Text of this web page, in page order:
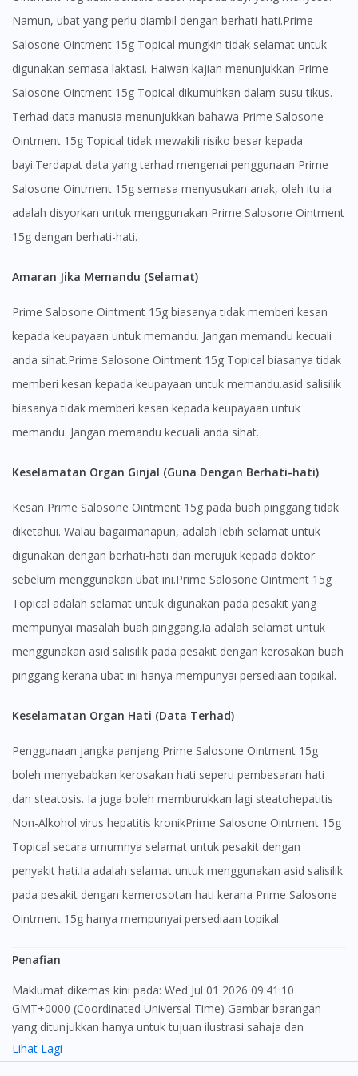
Visit DoctorOnCall Singapore
You are currently on DoctorOnCall.com.my, our Malaysian
site.
To serve you better, would you like to head over to
Namun, ubat yang perlu diambil dengan berhati-hati.Prime
Salosone Ointment 15g Topical mungkin tidak selamat untuk
digunakan semasa laktasi. Haiwan kajian menunjukkan Prime
Salosone Ointment 15g Topical dikumuhkan dalam susu tikus.
Terhad data manusia menunjukkan bahawa Prime Salosone
Ointment 15g Topical tidak mewakili risiko besar kepada
bayi.Terdapat data yang terhad mengenai penggunaan Prime
Salosone Ointment 15g semasa menyusukan anak, oleh itu ia
adalah disyorkan untuk menggunakan Prime Salosone Ointment
15g dengan berhati-hati.
Amaran Jika Memandu (Selamat)
Prime Salosone Ointment 15g biasanya tidak memberi kesan
kepada keupayaan untuk memandu. Jangan memandu kecuali
anda sihat.Prime Salosone Ointment 15g Topical biasanya tidak
memberi kesan kepada keupayaan untuk memandu.asid salisilik
biasanya tidak memberi kesan kepada keupayaan untuk
memandu. Jangan memandu kecuali anda sihat.
Keselamatan Organ Ginjal (Guna Dengan Berhati-hati)
Kesan Prime Salosone Ointment 15g pada buah pinggang tidak
diketahui. Walau bagaimanapun, adalah lebih selamat untuk
digunakan dengan berhati-hati dan merujuk kepada doktor
sebelum menggunakan ubat ini.Prime Salosone Ointment 15g
Topical adalah selamat untuk digunakan pada pesakit yang
mempunyai masalah buah pinggang.Ia adalah selamat untuk
menggunakan asid salisilik pada pesakit dengan kerosakan buah
pinggang kerana ubat ini hanya mempunyai persediaan topikal.
Keselamatan Organ Hati (Data Terhad)
Penggunaan jangka panjang Prime Salosone Ointment 15g
boleh menyebabkan kerosakan hati seperti pembesaran hati
dan steatosis. Ia juga boleh memburukkan lagi steatohepatitis
Non-Alkohol virus hepatitis kronikPrime Salosone Ointment 15g
Topical secara umumnya selamat untuk pesakit dengan
penyakit hati.Ia adalah selamat untuk menggunakan asid salisilik
pada pesakit dengan kemerosotan hati kerana Prime Salosone
Ointment 15g hanya mempunyai persediaan topikal.
Penafian
Maklumat dikemas kini pada: Wed Jul 01 2026 09:41:10
GMT+0000 (Coordinated Universal Time) Gambar barangan
yang ditunjukkan hanya untuk tujuan ilustrasi sahaja dan
mungkin tidak seperti produk yang sebenar
Lihat Lagi